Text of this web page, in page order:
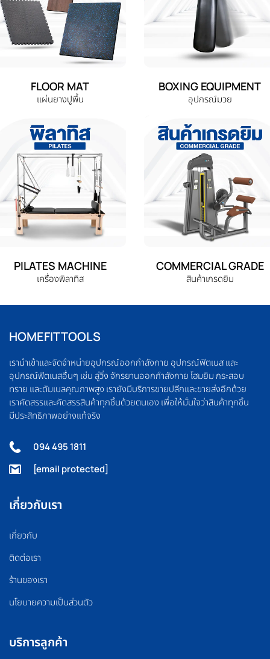
FLOOR MAT
แผ่นยางปูพื้น
BOXING EQUIPMENT
อุปกรณ์มวย
PILATES MACHINE
เครื่องพิลาทิส
COMMERCIAL GRADE
สินค้าเกรดยิม
HOMEFITTOOLS
เรานำเข้าและจัดจำหน่ายอุปกรณ์ออกกำลังกาย อุปกรณ์ฟิตเนส และ
อุปกรณ์ฟิตเนสอื่นๆ เช่น ลู่วิ่ง จักรยานออกกำลังกาย โฮมยิม กระสอบ
ทราย และดัมเบลคุณภาพสูง เรายังมีบริการขายปลีกและขายส่งอีกด้วย
เราคัดสรรและคัดสรรสินค้าทุกชิ้นด้วยตนเอง เพื่อให้มั่นใจว่าสินค้าทุกชิ้น
มีประสิทธิภาพอย่างแท้จริง
094 495 1811
[email protected]
เกี่ยวกับเรา
เกี่ยวกับ
ติดต่อเรา
ร้านของเรา
นโยบายความเป็นส่วนตัว
บริการลูกค้า